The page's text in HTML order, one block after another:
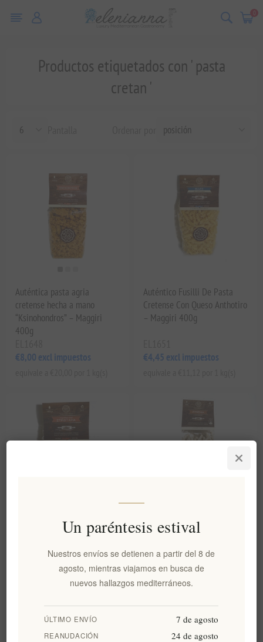
0
Productos etiquetados con ' pasta
cretan '
Auténtica pasta agria
cretense hecha a mano
“Ksinohondros” – Maggiri
400g
€8,00 excl impuestos
Auténtico Fusilli De Pasta
Cretense Con Queso Anthotiro
– Maggiri 400g
€4,45 excl impuestos
Auténtica pasta Striftaria
(giratorios tradicionales)–
Maggiri 400g
Pasta cretense auténtica
Zimenia 400 g
EL1661
Un paréntesis estival
Nuestros envíos se detienen a partir del 8 de
agosto, mientras viajamos en busca de
nuevos hallazgos mediterráneos.
ÚLTIMO ENVÍO 7 de agosto
REANUDACIÓN 24 de agosto